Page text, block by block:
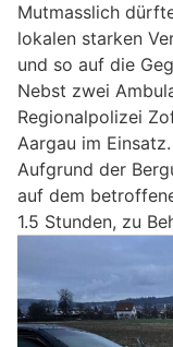
Mutmasslich
lokalen starken
und so auf die
Nebst zwei
Regionalpolizei
Aargau im Einsatz.
Aufgrund der
auf dem
1.5 Stunden, zu